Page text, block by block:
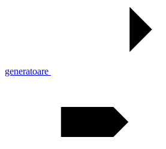
generatoare